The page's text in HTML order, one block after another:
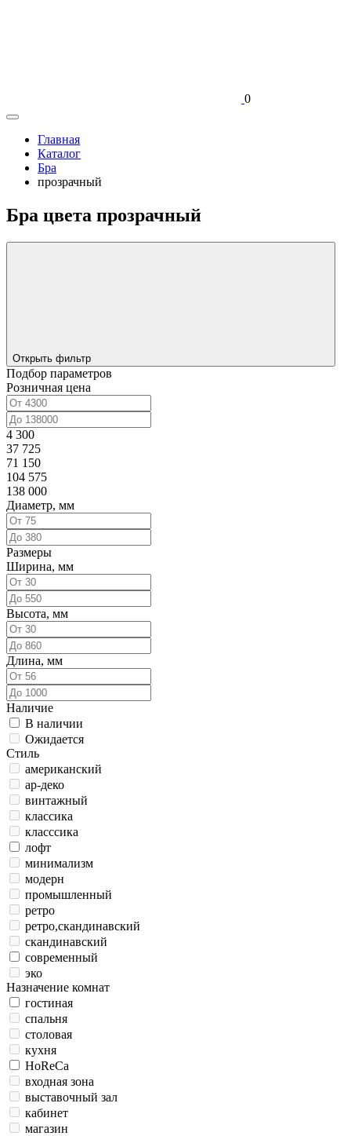
0
Главная
Каталог
Бра
прозрачный
Бра цвета прозрачный
Открыть фильтр
Подбор параметров
Розничная цена
4 300
37 725
71 150
104 575
138 000
Диаметр, мм
Размеры
Ширина, мм
Высота, мм
Длина, мм
Наличие
В наличии
Ожидается
Стиль
американский
ар-деко
винтажный
классика
класссика
лофт
минимализм
модерн
промышленный
ретро
ретро,скандинавский
скандинавский
современный
эко
Назначение комнат
гостиная
спальня
столовая
кухня
HoReCa
входная зона
выставочный зал
кабинет
магазин